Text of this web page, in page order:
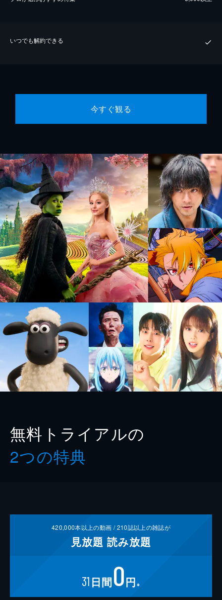
いつでも解約できる
今すぐ観る
無料トライアルの
2つの特典
420,000本以上の動画 /210誌以上の雑誌が
見放題 読み放題
31 日間0円 ※